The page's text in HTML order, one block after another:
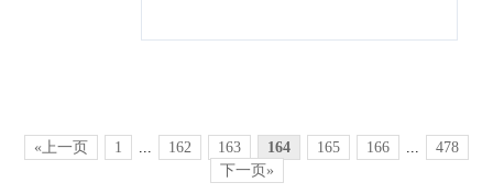
«上一页 1 ... 162 163 164 165 166 ...
478
下一页»